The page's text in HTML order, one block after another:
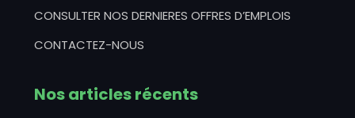
CONSULTER NOS DERNIERES OFFRES D’EMPLOIS
CONTACTEZ-NOUS
Nos articles récents